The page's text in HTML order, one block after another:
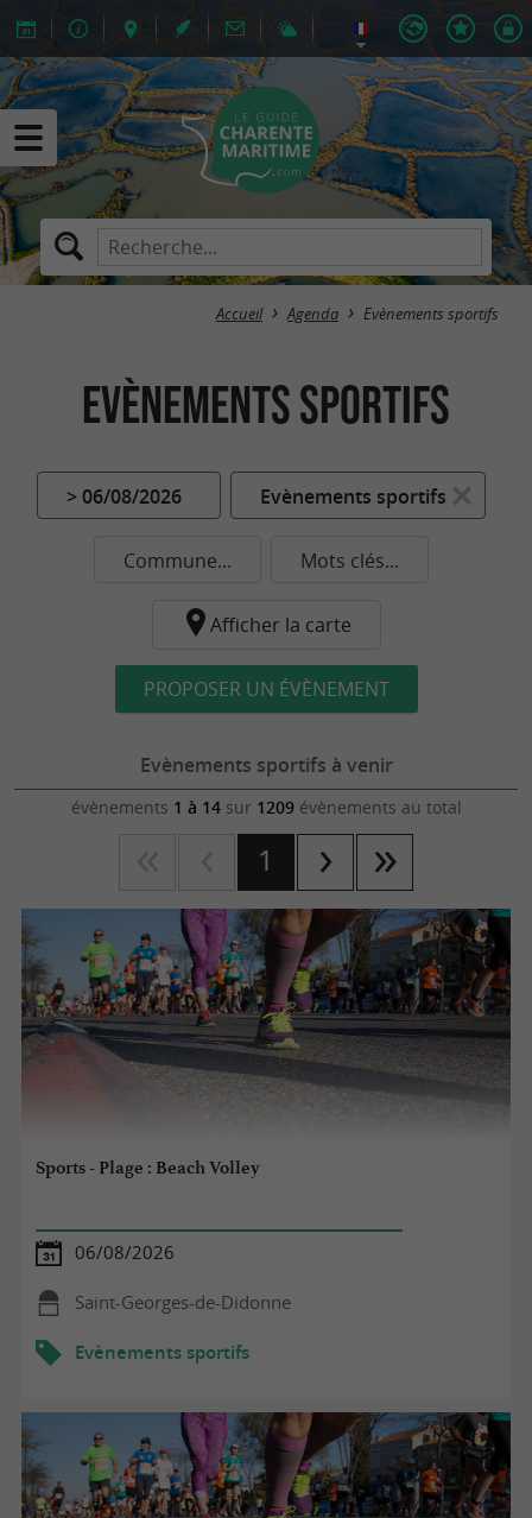
Accueil Agenda Evènements sportifs
Evènements sportifs
> 06/08/2026 Evènements sportifs
Commune... Mots clés...
Afficher la carte
PROPOSER UN ÉVÈNEMENT
Evènements sportifs à venir
évènements 1 à 14sur 1209évènements au total
1
Sports - Plage : Beach Volley
06/08/2026
Saint-Georges-de-Didonne
Evènements sportifs